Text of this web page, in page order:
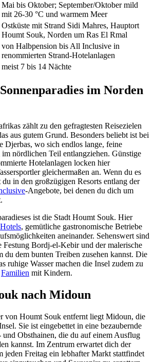
Mai bis Oktober; September/Oktober mild
mit 26-30 °C und warmem Meer
Ostküste mit Strand Sidi Mahres, Hauptort
Houmt Souk, Norden um Ras El Rmal
von Halbpension bis All Inclusive in
renommierten Strand-Hotelanlagen
meist 7 bis 14 Nächte
im Norden
zählt zu den gefragtesten Reisezielen
aus gutem Grund. Besonders beliebt ist bei
Djerbas, wo sich endlos lange, feine
im nördlichen Teil entlangziehen. Günstige
Hotelanlagen locken hier
gleichermaßen an. Wenn du es
du in den großzügigen Resorts entlang der
-Angebote, bei denen du dich um
ist die Stadt Houmt Souk. Hier
Hotels, gemütliche gastronomische Betriebe
aneinander. Sehenswert sind
Festung Bordj-el-Kebir und der malerische
du dem bunten Treiben zusehen kannst. Die
ruhige Wasser machen die Insel zudem zu
Familien mit Kindern.
nach Midoun
von Houmt Souk entfernt liegt Midoun, die
Sie ist eingebettet in eine bezaubernde
und Obsthainen, die du auf einem Ausflug
kannst. Im Zentrum erwartet dich der
jeden Freitag ein lebhafter Markt stattfindet